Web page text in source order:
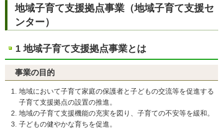
地域子育て支援拠点事業（地域子育て支援セ
ンター）
1 地域子育て支援拠点事業とは
事業の目的
地域において子育て家庭の保護者と子どもの交流等を促進する
子育て支援拠点の設置の推進。
地域の子育て支援機能の充実を図り、子育ての不安等を緩和。
子どもの健やかな育ちを促進。